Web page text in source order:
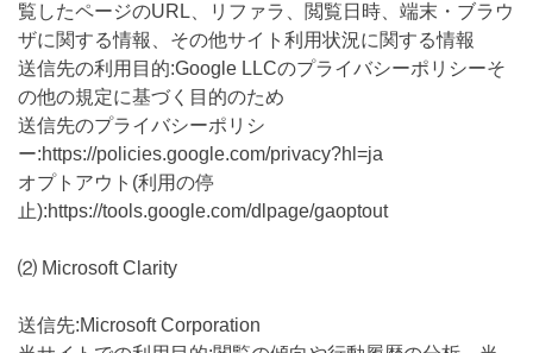
覧したページのURL、リファラ、閲覧日時、端末・ブラウ
ザに関する情報、その他サイト利用状況に関する情報
送信先の利用目的:Google LLCのプライバシーポリシーそ
の他の規定に基づく目的のため
送信先のプライバシーポリシ
ー:https://policies.google.com/privacy?hl=ja
オプトアウト(利用の停
止):https://tools.google.com/dlpage/gaoptout
⑵ Microsoft Clarity
送信先:Microsoft Corporation